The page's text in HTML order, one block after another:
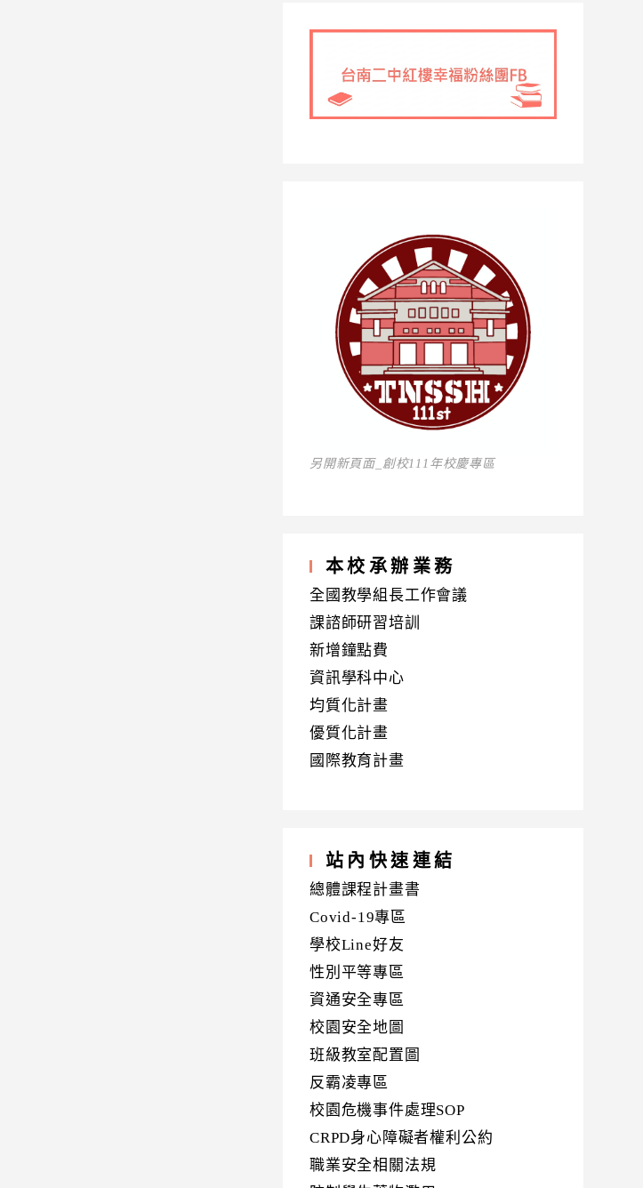
另開新頁面_創校111年校慶專區
本校承辦業務
全國教學組長工作會議
課諮師研習培訓
新增鐘點費
資訊學科中心
均質化計畫
優質化計畫
國際教育計畫
站內快速連結
總體課程計畫書
Covid-19專區
學校Line好友
性別平等專區
資通安全專區
校園安全地圖
班級教室配置圖
反霸凌專區
校園危機事件處理SOP
CRPD身心障礙者權利公約
職業安全相關法規